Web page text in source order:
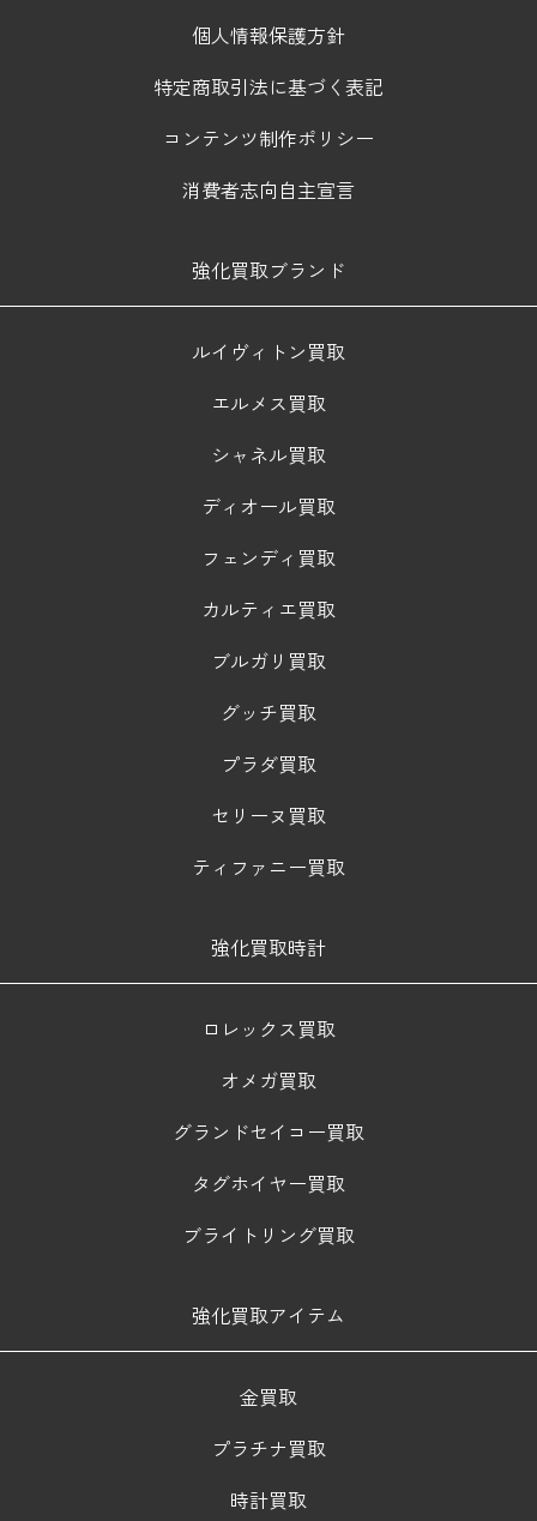
個人情報保護方針
特定商取引法に基づく表記
コンテンツ制作ポリシー
消費者志向自主宣言
強化買取ブランド
ルイヴィトン買取
エルメス買取
シャネル買取
ディオール買取
フェンディ買取
カルティエ買取
ブルガリ買取
グッチ買取
プラダ買取
セリーヌ買取
ティファニー買取
強化買取時計
ロレックス買取
オメガ買取
グランドセイコー買取
タグホイヤー買取
ブライトリング買取
強化買取アイテム
金買取
プラチナ買取
時計買取